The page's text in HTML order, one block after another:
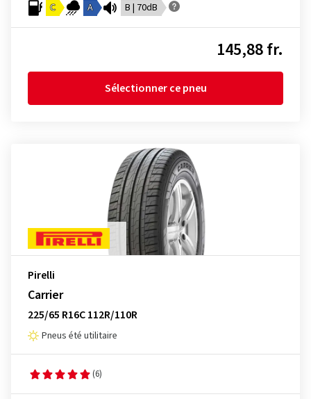
C A B | 70dB
145,88 fr.
Sélectionner ce pneu
Pirelli
Carrier
225/65 R16C 112R/110R
Pneus été utilitaire
(6)